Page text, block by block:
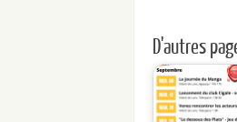
D'autres